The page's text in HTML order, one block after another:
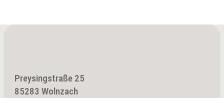
Preysingstraße 25
85283 Wolnzach